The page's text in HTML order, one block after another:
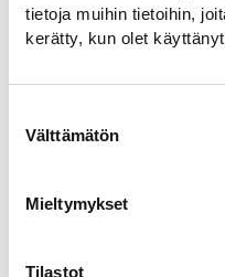
tietoja muihin tietoihin,
kerätty, kun olet
valinta
Välttämätön
Mieltymykset
Tilastot
Maatilaloma
Finnish
Geopark,
night